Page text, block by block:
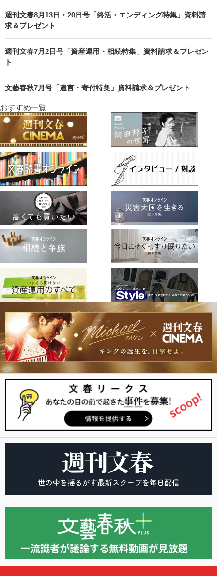
週刊文春8月13日・20日号「終活・エンディング特集」資料請
求＆プレゼント
週刊文春7月2日号「資産運用・相続特集」資料請求＆プレゼン
ト
文藝春秋7月号「遺言・寄付特集」資料請求＆プレゼント
おすすめ一覧